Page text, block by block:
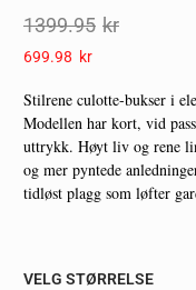
1399.95 Kr
699.98 Kr
Stilrene culotte-bukser i
Modellen har kort, vid
uttrykk. Høyt liv og rene
og mer pyntede
tidløst plagg som løfter
VELG STØRRELSE